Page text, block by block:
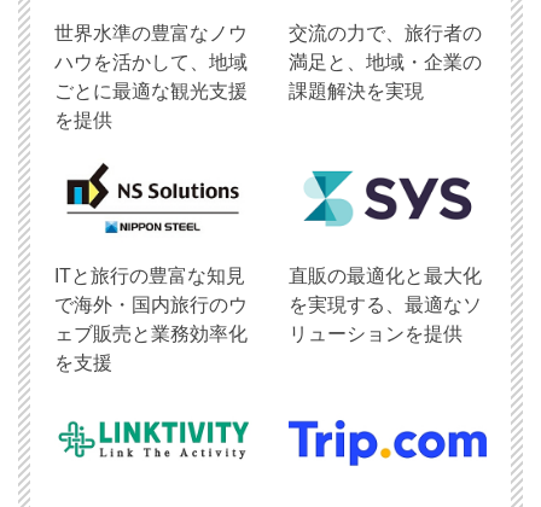
世界水準の豊富なノウ
ハウを活かして、地域
ごとに最適な観光支援
を提供
交流の力で、旅行者の
満足と、地域・企業の
課題解決を実現
ITと旅行の豊富な知見
で海外・国内旅行のウ
ェブ販売と業務効率化
を支援
直販の最適化と最大化
を実現する、最適なソ
リューションを提供